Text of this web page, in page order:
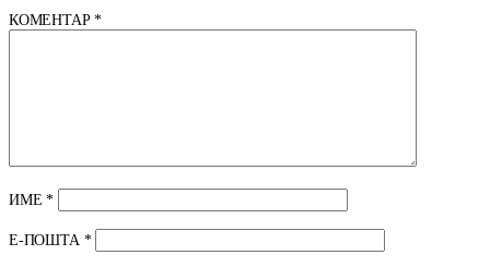
КОМЕНТАР*
ИМЕ*
Е-ПОШТА *